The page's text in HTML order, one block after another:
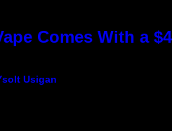
Comes With a
Usigan